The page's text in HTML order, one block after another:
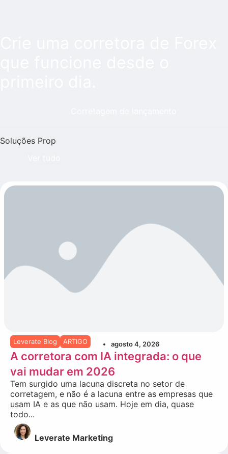
Soluções Prop
Leverate Blog ARTIGO agosto 4, 2026
A corretora com IA integrada: o que
vai mudar em 2026
Tem surgido uma lacuna discreta no setor de
corretagem, e não é a lacuna entre as empresas que
usam IA e as que não usam. Hoje em dia, quase
todo...
Leverate Marketing